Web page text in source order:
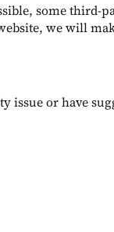
some third-
we will
or have